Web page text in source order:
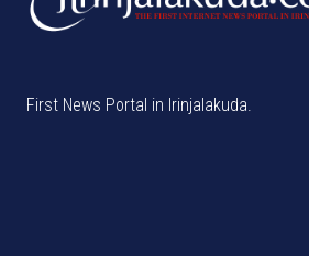
First News Portal in Irinjalakuda.